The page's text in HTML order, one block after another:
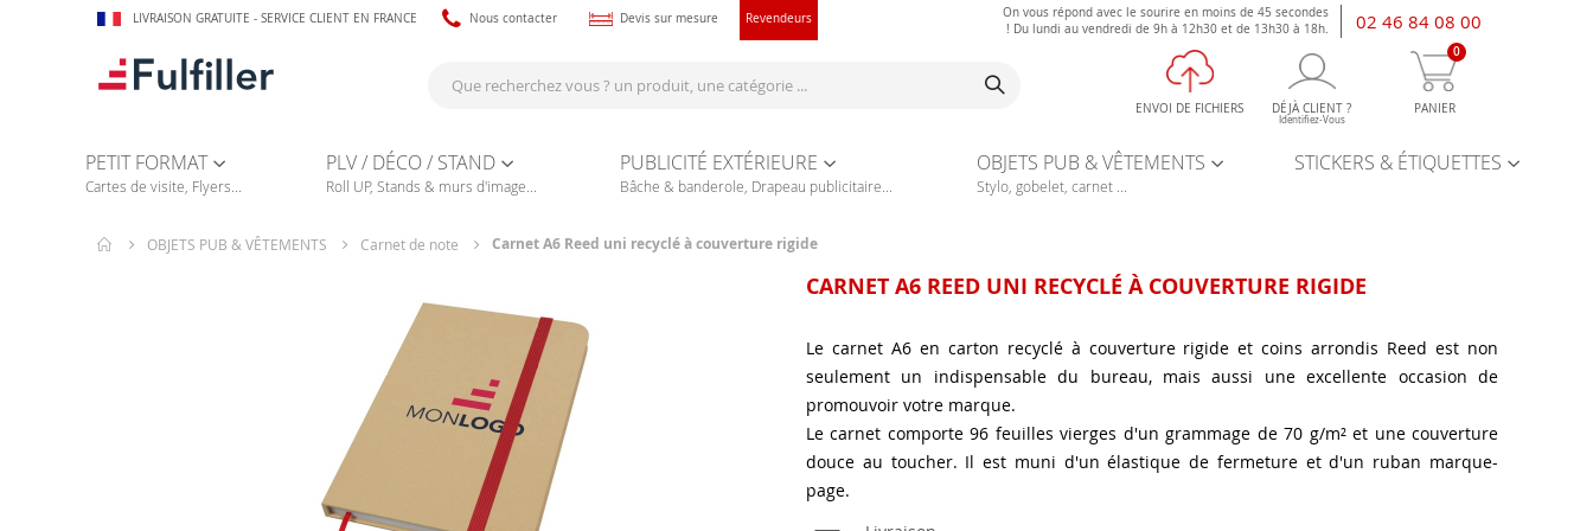
LIVRAISON GRATUITE - SERVICE CLIENT EN FRANCE Nous contacter Devis sur mesure Revendeurs
On vous répond avec le sourire en moins de 45 secondes
! Du lundi au vendredi de 9h à 12h30 et de 13h30 à 18h.
02 46 84 08 00
ENVOI DE FICHIERS DÉJÀ CLIENT ?
Identifiez-Vous
0
PANIER
PETIT FORMAT
Cartes de visite, Flyers...
PLV / DÉCO / STAND
Roll UP, Stands & murs d'image...
PUBLICITÉ EXTÉRIEURE
Bâche & banderole, Drapeau publicitaire...
OBJETS PUB & VÊTEMENTS
Stylo, gobelet, carnet ...
STICKERS & ÉTIQUETTES
OBJETS PUB & VÊTEMENTS Carnet de note Carnet A6 Reed uni recyclé à couverture rigide
CARNET A6 REED UNI RECYCLÉ À COUVERTURE RIGIDE
Le carnet A6 en carton recyclé à couverture rigide et coins arrondis Reed est non
seulement un indispensable du bureau, mais aussi une excellente occasion de
promouvoir votre marque.
Le carnet comporte 96 feuilles vierges d'un grammage de 70 g/m² et une couverture
douce au toucher. Il est muni d'un élastique de fermeture et d'un ruban marque-
page.